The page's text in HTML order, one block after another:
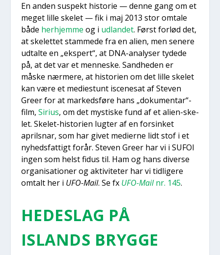
En anden suspekt histo­rie — den­ne gang om et
meget lil­le ske­let — fik i maj 2013 stor omta­le
både her­hjem­me og i udlan­det. Først for­lød det,
at ske­let­tet stam­me­de fra en ali­en, men sene­re
udtal­te en „eks­pert“, at DNA-ana­ly­ser tyde­de
på, at det var et men­ne­ske. Sand­he­den er
måske nær­me­re, at histo­ri­en om det lil­le ske­let
kan være et medi­estunt isce­ne­sat af Ste­ven
Gre­er for at mar­keds­fø­re hans „dokumentar“-
film, Siri­us, om det mysti­ske fund af et ali­en-ske­
let. Ske­let-histo­ri­en lug­ter af en for­sin­ket
aprils­nar, som har givet medi­er­ne lidt stof i et
nyheds­fat­tigt for­år. Ste­ven Gre­er har vi i SUFOI
ingen som helst fidus til. Ham og hans diver­se
orga­ni­sa­tio­ner og akti­vi­te­ter har vi tid­li­ge­re
omtalt her i UFO-Mail. Se fx UFO-Mailnr. 145.
HEDESLAG PÅ
ISLANDS BRYG­GE